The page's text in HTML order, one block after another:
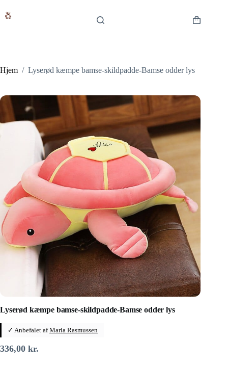
Hjem / Lyserød kæmpe bamse-skildpadde-Bamse odder lys
Lyserød kæmpe bamse-skildpadde-Bamse odder lys
✓ Anbefalet afMaria Rasmussen
336,00 kr.